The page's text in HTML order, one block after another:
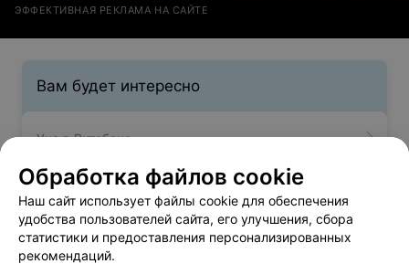
ЭФФЕКТИВНАЯ РЕКЛАМА НА САЙТЕ
Вам будет интересно
Уха в Витебске
Драники в Витебске
Пельмени в Витебске
Обработка файлов cookie
Наш сайт использует файлы cookie для обеспечения
удобства пользователей сайта, его улучшения, сбора
статистики и предоставления персонализированных
рекомендаций.